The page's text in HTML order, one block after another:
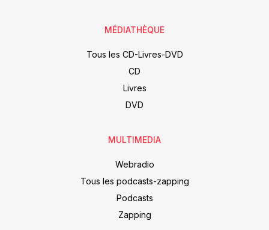
MÉDIATHÈQUE
Tous les CD-Livres-DVD
CD
Livres
DVD
MULTIMEDIA
Webradio
Tous les podcasts-zapping
Podcasts
Zapping